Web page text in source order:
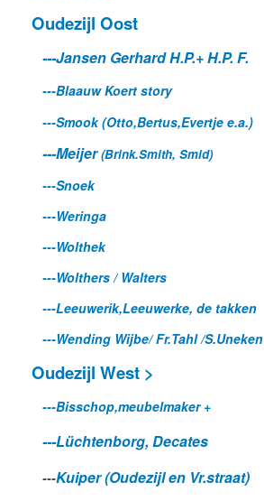
Oudezijl Oost
---Jansen Gerhard H.P.+ H.P. F.
---Blaauw Koert story
---Smook (Otto,Bertus,Evertje e.a.)
---Meijer(Brink.Smith, Smid)
---Snoek
---Weringa
---Wolthek
---Wolthers / Walters
---Leeuwerik,Leeuwerke, de takken
---Wending Wijbe/ Fr.Tahl /S.Uneken
Oudezijl West >
---Bisschop,meubelmaker +
---Lüchtenborg, Decates
---Kuiper (Oudezijl en Vr.straat)